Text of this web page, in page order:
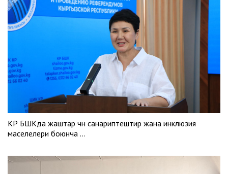
КР БШКда жаштар үчүн санариптештирүү жана инклюзия
маселелери боюнча …